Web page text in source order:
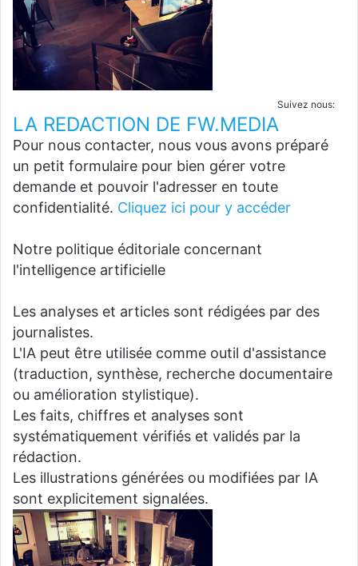
Suivez nous:
LA REDACTION DE FW.MEDIA
Pour nous contacter, nous vous avons préparé
un petit formulaire pour bien gérer votre
demande et pouvoir l'adresser en toute
confidentialité. Cliquez ici pour y accéder
Notre politique éditoriale concernant
l'intelligence artificielle
Les analyses et articles sont rédigées par des
journalistes.
L'IA peut être utilisée comme outil d'assistance
(traduction, synthèse, recherche documentaire
ou amélioration stylistique).
Les faits, chiffres et analyses sont
systématiquement vérifiés et validés par la
rédaction.
Les illustrations générées ou modifiées par IA
sont explicitement signalées.